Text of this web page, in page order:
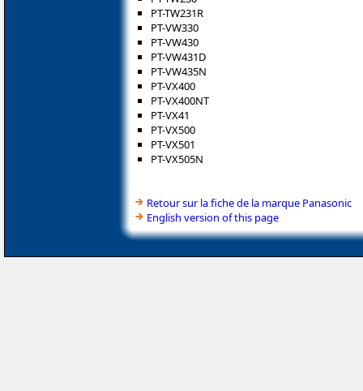
PT-TW231R
PT-VW330
PT-VW430
PT-VW431D
PT-VW435N
PT-VX400
PT-VX400NT
PT-VX41
PT-VX500
PT-VX501
PT-VX505N
Retour sur la fiche de la marque Panasonic
English version of this page